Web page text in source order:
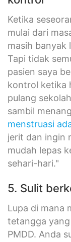
Ketika
mulai dari
masih banyak
Tapi tidak
pasien saya
kontrol ketika
pulang
sambil
menstruasi
jerit dan ingin
mudah lepas
sehari-hari."
5. Sulit
Lupa di mana
tetangga
PMDD. Anda